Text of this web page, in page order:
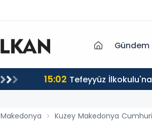
Gündem
15:02 Tefeyyüz
Makedonya Kuzey Makedonya